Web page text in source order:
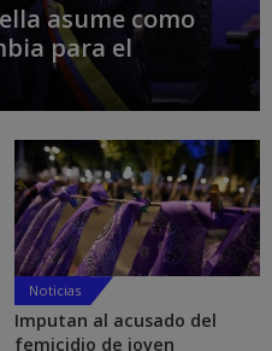
Noticias
Imputan al acusado del
femicidio de joven
asume como
para el